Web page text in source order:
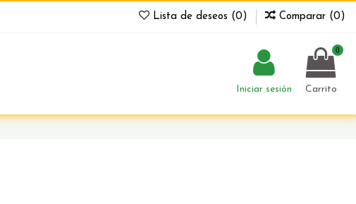
Lista de deseos (0 ) Comparar (0 )
Iniciar sesión
0
Carrito